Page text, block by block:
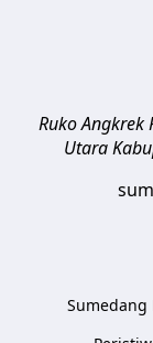
Ruko Angkrek
Utara
Sumedang